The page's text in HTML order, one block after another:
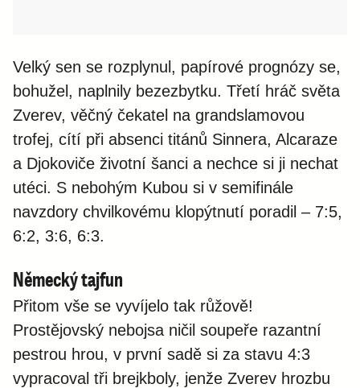
Velký sen se rozplynul, papírové prognózy se,
bohužel, naplnily bezezbytku. Třetí hráč světa
Zverev, věčný čekatel na grandslamovou
trofej, cítí při absenci titánů Sinnera, Alcaraze
a Djokoviče životní šanci a nechce si ji nechat
utéci. S nebohým Kubou si v semifinále
navzdory chvilkovému klopýtnutí poradil – 7:5,
6:2, 3:6, 6:3.
Německý tajfun
Přitom vše se vyvíjelo tak růžově!
Prostějovský nebojsa ničil soupeře razantní
pestrou hrou, v první sadě si za stavu 4:3
vypracoval tři brejkboly, jenže Zverev hrozbu